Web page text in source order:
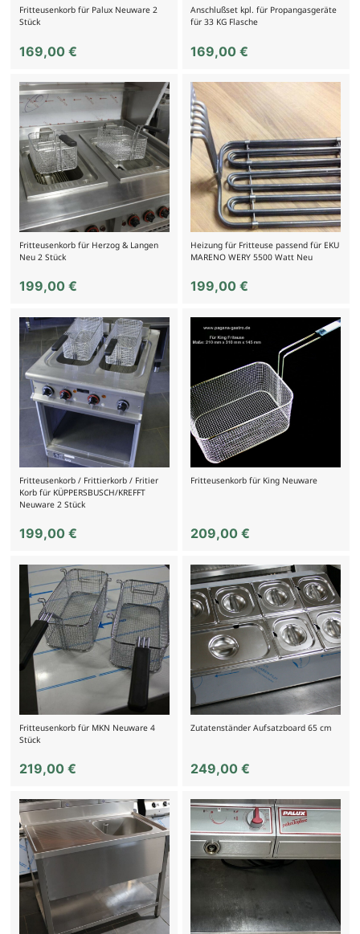
Fritteusenkorb für Palux Neuware 2
Stück
169,00 €
Anschlußset kpl. für Propangasgeräte
für 33 KG Flasche
169,00€
Fritteusenkorb für Herzog & Langen
Neu 2 Stück
199,00 €
Heizung für Fritteuse passend für EKU
MARENO WERY 5500 Watt Neu
199,00€
Fritteusenkorb / Frittierkorb / Fritier
Korb für KÜPPERSBUSCH/KREFFT
Neuware 2 Stück
199,00 €
Fritteusenkorb für King Neuware
209,00€
Fritteusenkorb für MKN Neuware 4
Stück
219,00 €
Zutatenständer Aufsatzboard 65 cm
249,00€